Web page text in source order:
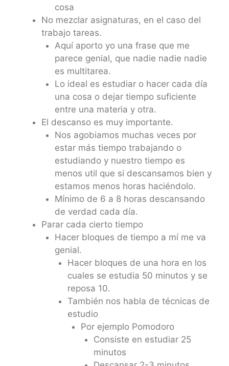
cosa
No mezclar asignaturas, en el caso del
trabajo tareas.
Aquí aporto yo una frase que me
parece genial, que nadie nadie nadie
es multitarea.
Lo ideal es estudiar o hacer cada día
una cosa o dejar tiempo suficiente
entre una materia y otra.
El descanso es muy importante.
Nos agobiamos muchas veces por
estar más tiempo trabajando o
estudiando y nuestro tiempo es
menos util que si descansamos bien y
estamos menos horas haciéndolo.
Mínimo de 6 a 8 horas descansando
de verdad cada día.
Parar cada cierto tiempo
Hacer bloques de tiempo a mí me va
genial.
Hacer bloques de una hora en los
cuales se estudia 50 minutos y se
reposa 10.
También nos habla de técnicas de
estudio
Por ejemplo Pomodoro
Consiste en estudiar 25
minutos